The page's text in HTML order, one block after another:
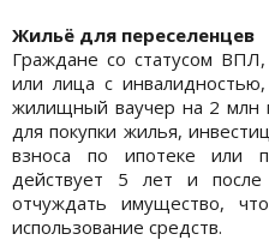
Жильё для переселенцев
Граждане со статусом
или лица с
жилищный ваучер на 2 млн
для покупки жилья,
взноса по ипотеке или
действует 5 лет и
отчуждать имущество,
использование средств.